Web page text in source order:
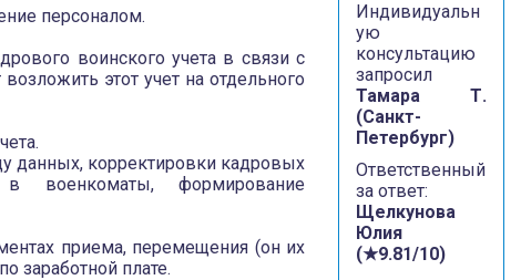
Индивидуальн
ую
консультацию
запросил
Тамара Т.
(Санкт-
Петербург)
Ответственный
за ответ:
Щелкунова
Юлия
(★9.81/10)
персоналом.
воинского учета в связи с
этот учет на отдельного
данных, корректировки кадровых
военкоматы, формирование
приема, перемещения (он их
заработной плате.